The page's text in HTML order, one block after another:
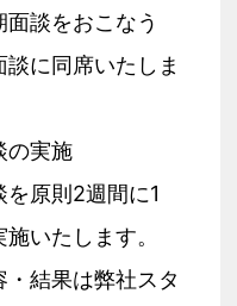
談をおこなう
に同席いたしま
の実施
原則2週間に1
いたします。
結果は弊社スタ